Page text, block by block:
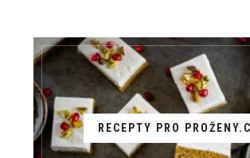
RECEPTY PRO